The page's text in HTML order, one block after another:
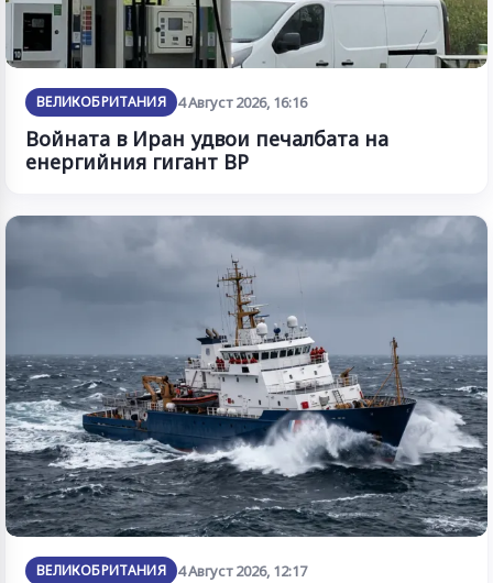
ВЕЛИКОБРИТАНИЯ 4 Август 2026, 16:16
Войната в Иран удвои печалбата на
енергийния гигант BP
ВЕЛИКОБРИТАНИЯ 4 Август 2026, 12:17